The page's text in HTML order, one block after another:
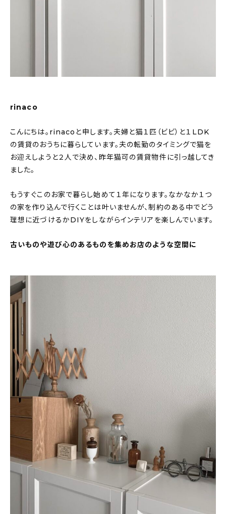
rinaco
こんにちは。rinacoと申します。夫婦と猫１匹（ビビ）と１LDK
の賃貸のおうちに暮らしています。夫の転勤のタイミングで猫を
お迎えしようと２人で決め、昨年猫可の賃貸物件に引っ越してき
ました。
もうすぐこのお家で暮らし始めて１年になります。なかなか１つ
の家を作り込んで行くことは叶いませんが、制約のある中でどう
理想に近づけるかDIYをしながらインテリアを楽しんでいます。
古いものや遊び心のあるものを集めお店のような空間に